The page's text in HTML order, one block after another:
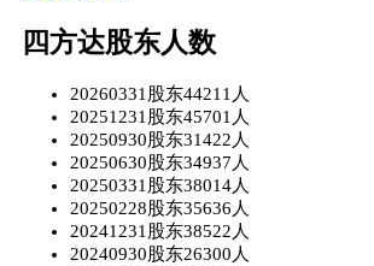
四方达股东人数
20260331股东44211人
20251231股东45701人
20250930股东31422人
20250630股东34937人
20250331股东38014人
20250228股东35636人
20241231股东38522人
20240930股东26300人